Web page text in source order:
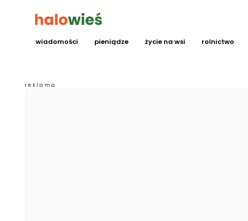
wiadomości pieniądze życie na wsi rolnictwo